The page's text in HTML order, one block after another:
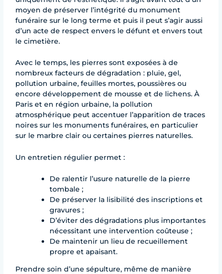
moyen de préserver l’intégrité du monument
funéraire sur le long terme et puis il peut s’agir aussi
d’un acte de respect envers le défunt et envers tout
le cimetière.
Avec le temps, les pierres sont exposées à de
nombreux facteurs de dégradation : pluie, gel,
pollution urbaine, feuilles mortes, poussières ou
encore développement de mousse et de lichens. À
Paris et en région urbaine, la pollution
atmosphérique peut accentuer l’apparition de traces
noires sur les monuments funéraires, en particulier
sur le marbre clair ou certaines pierres naturelles.
Un entretien régulier permet :
De ralentir l’usure naturelle de la pierre
tombale ;
De préserver la lisibilité des inscriptions et
gravures ;
D’éviter des dégradations plus importantes
nécessitant une intervention coûteuse ;
De maintenir un lieu de recueillement
propre et apaisant.
Prendre soin d’une sépulture, même de manière